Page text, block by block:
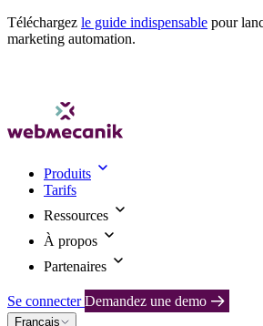
Téléchargez le guide indispensable pour
marketing automation.
Produits
Tarifs
Ressources
À propos
Partenaires
Se connecterDemandez une demo
Français